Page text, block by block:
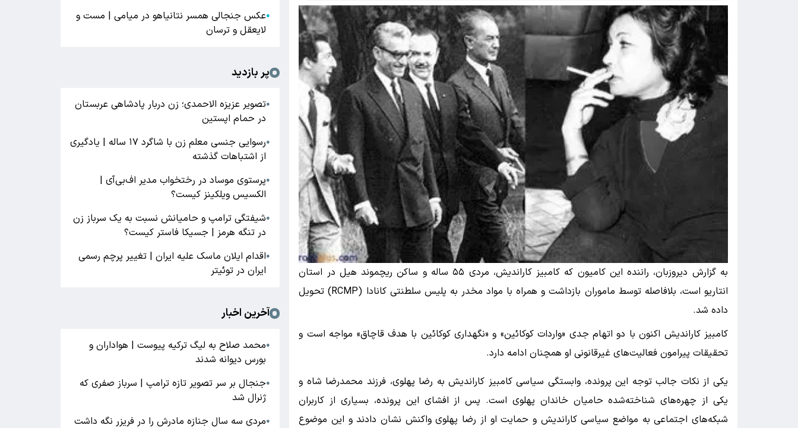
به گزارش دیروزبان، راننده این کامیون که کامبیز کاراندیش، مردی ۵۵ ساله و ساکن ریچموند هیل در استان
انتاریو است، بلافاصله توسط ماموران بازداشت و همراه با مواد مخدر به پلیس سلطنتی کانادا (RCMP) تحویل
داده شد.
کامبیز کاراندیش اکنون با دو اتهام جدی «واردات کوکائین» و «نگهداری کوکائین با هدف قاچاق» مواجه است و
تحقیقات پیرامون فعالیت‌های غیرقانونی او همچنان ادامه دارد.
یکی از نکات جالب توجه این پرونده، وابستگی سیاسی کامبیز کاراندیش به رضا پهلوی، فرزند محمدرضا شاه و
یکی از چهره‌های شناخته‌شده حامیان خاندان پهلوی است. پس از افشای این پرونده، بسیاری از کاربران
شبکه‌های اجتماعی به مواضع سیاسی کاراندیش و حمایت او از رضا پهلوی واکنش نشان دادند و این موضوع
●عکس جنجالی همسر نتانیاهو در میامی | مست و
لایعقل و ترسان
پر بازدید
●تصویر عزیزه الاحمدی؛ زن دربار پادشاهی عربستان
در حمام اپستین
●
رسوایی جنسی معلم زن با شاگرد ۱۷ ساله | یادگیری
از اشتباهات گذشته
●پرستوی موساد در رختخواب مدیر اف‌بی‌آی |
الکسیس ویلکینز کیست؟
●شیفتگی ترامپ و حامیانش نسبت به یک سرباز زن
در تنگه هرمز | جسیکا فاستر کیست؟
●اقدام ایلان ماسک علیه ایران | تغییر پرچم رسمی
ایران در توئیتر
آخرین اخبار
●محمد صلاح به لیگ ترکیه پیوست | هواداران و
بورس دیوانه شدند
●جنجال بر سر تصویر تازه ترامپ | سرباز صفری که
ژنرال شد
●مردی سه سال جنازه مادرش را در فریزر نگه داشت